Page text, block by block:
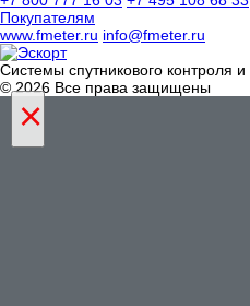
Покупателям
www.fmeter.ru info@fmeter.ru
Системы спутникового контроля и
© 2026 Все права защищены
×